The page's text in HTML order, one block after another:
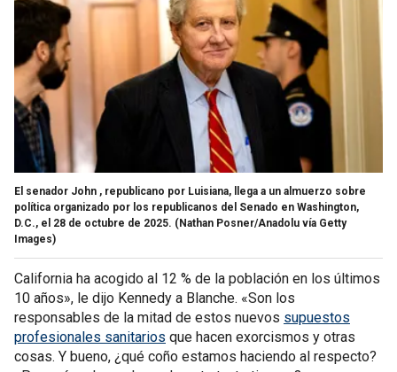
El senador John , republicano por Luisiana, llega a un almuerzo sobre
política organizado por los republicanos del Senado en Washington,
D.C., el 28 de octubre de 2025. (Nathan Posner/Anadolu vía Getty
Images)
California ha acogido al 12 % de la población en los últimos
10 años», le dijo Kennedy a Blanche. «Son los
responsables de la mitad de estos nuevos supuestos
profesionales sanitarios que hacen exorcismos y otras
cosas. Y bueno, ¿qué coño estamos haciendo al respecto?